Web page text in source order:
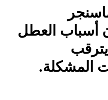
أسباب العطل
المشكلة.